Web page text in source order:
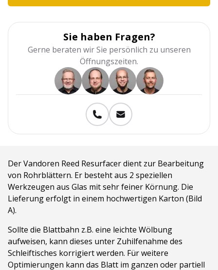
Sie haben Fragen?
Gerne beraten wir Sie persönlich zu unseren
Öffnungszeiten.
Der Vandoren Reed Resurfacer dient zur Bearbeitung
von Rohrblättern. Er besteht aus 2 speziellen
Werkzeugen aus Glas mit sehr feiner Körnung. Die
Lieferung erfolgt in einem hochwertigen Karton (Bild
A).
Sollte die Blattbahn z.B. eine leichte Wölbung
aufweisen, kann dieses unter Zuhilfenahme des
Schleiftisches korrigiert werden. Für weitere
Optimierungen kann das Blatt im ganzen oder partiell